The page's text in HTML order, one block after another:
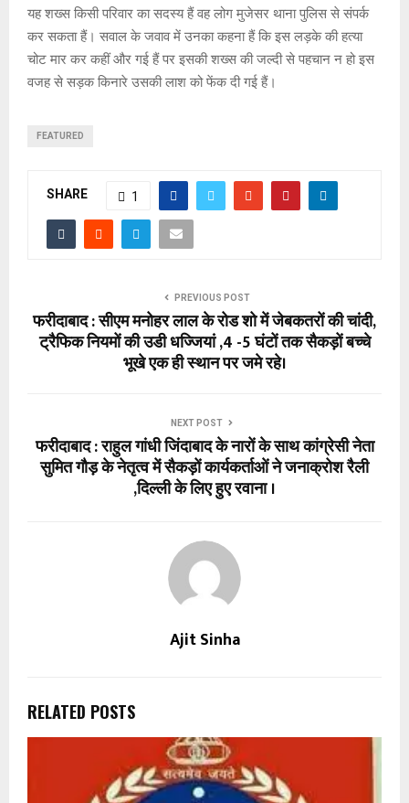
यह शख्स किसी परिवार का सदस्य हैं वह लोग मुजेसर थाना पुलिस से संपर्क
कर सकता हैं। सवाल के जवाव में उनका कहना हैं कि इस लड़के की हत्या
चोट मार कर कहीं और गई हैं पर इसकी शख्स की जल्दी से पहचान न हो इस
वजह से सड़क किनारे उसकी लाश को फेंक दी गई हैं।
FEATURED
SHARE 1
PREVIOUS POST
फरीदाबाद : सीएम मनोहर लाल के रोड शो में जेबकतरों की चांदी,
ट्रैफिक नियमों की उडी धज्जियां ,4 -5 घंटों तक सैकड़ों बच्चे
भूखे एक ही स्थान पर जमे रहे।
NEXT POST
फरीदाबाद : राहुल गांधी जिंदाबाद के नारों के साथ कांग्रेसी नेता
सुमित गौड़ के नेतृत्व में सैकड़ों कार्यकर्ताओं ने जनाक्रोश रैली
,दिल्ली के लिए हुए रवाना ।
Ajit Sinha
RELATED POSTS